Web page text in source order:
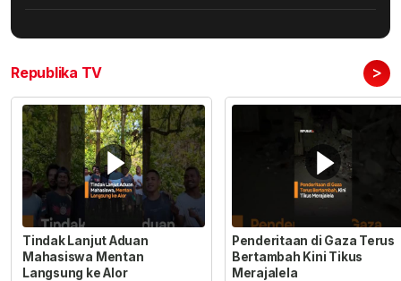
Republika TV >
Tindak Lanjut Aduan
Mahasiswa Mentan
Langsung ke Alor
Penderitaan di Gaza Terus
Bertambah Kini Tikus
Merajalela